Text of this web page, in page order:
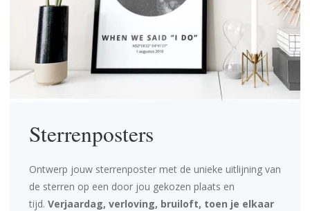
Sterrenposters
Ontwerp jouw sterrenposter met de unieke uitlijning van
de sterren op een door jou gekozen plaats en
tijd. Verjaardag, verloving, bruiloft, toen je elkaar